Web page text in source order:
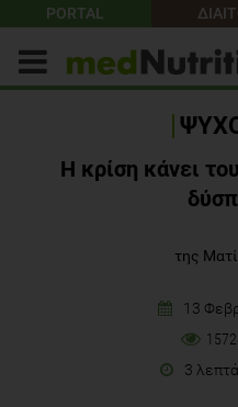
PORTAL
H κρίση κάνει
της
13
3